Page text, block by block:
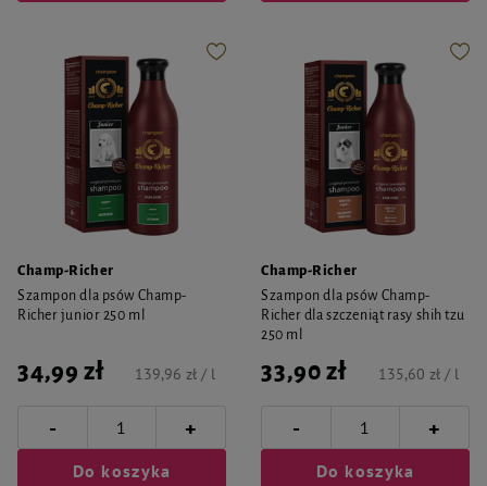
Champ-Richer
Szampon dla psów Champ-
Richer junior 250 ml
34,99 zł 139,96 zł / l
- +
Do koszyka
Champ-Richer
Szampon dla psów Champ-
Richer dla szczeniąt rasy shih tzu
250 ml
33,90 zł 135,60 zł / l
- +
Do koszyka